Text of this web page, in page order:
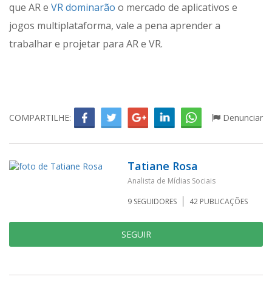
que AR e VR dominarão o mercado de aplicativos e
jogos multiplataforma, vale a pena aprender a
trabalhar e projetar para AR e VR.
COMPARTILHE: Denunciar
Tatiane Rosa
Analista de Mídias Sociais
9 SEGUIDORES 42 PUBLICAÇÕES
SEGUIR